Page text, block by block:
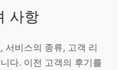
사항
, 서비스의 종류, 고객 리
다. 이전 고객의 후기를